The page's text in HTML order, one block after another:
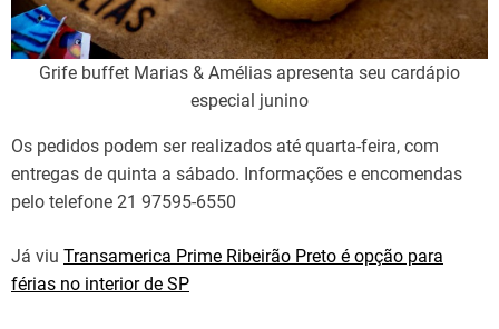
Grife buffet Marias & Amélias apresenta seu cardápio
especial junino
Os pedidos podem ser realizados até quarta-feira, com
entregas de quinta a sábado. Informações e encomendas
pelo telefone 21 97595-6550
Já viu Transamerica Prime Ribeirão Preto é opção para
férias no interior de SP